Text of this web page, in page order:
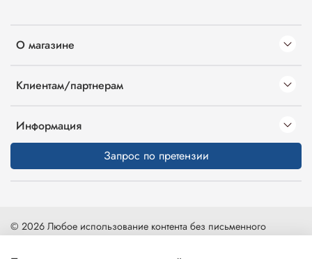
О магазине
Клиентам/партнерам
Информация
Запрос по претензии
© 2026 Любое использование контента без письменного